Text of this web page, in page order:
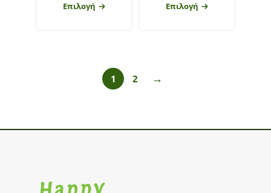
Επιλογή Επιλογή
1 2 →